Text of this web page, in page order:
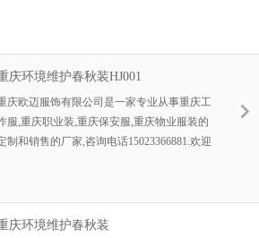
庆环境维护春秋装HJ001
庆欧迈服饰有限公司是一家专业从事重庆工
服,重庆职业装,重庆保安服,重庆物业服装的
制和销售的厂家,咨询电话15023366881.欢迎
庆环境维护春秋装